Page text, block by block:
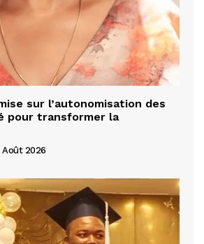
sur l’autonomisation des
pour transformer la
Août 2026